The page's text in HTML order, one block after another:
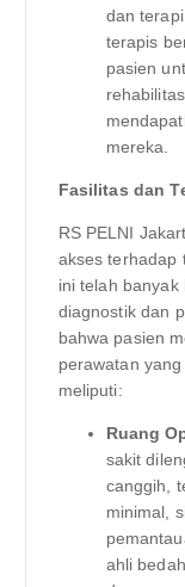
dan
terapis
pasien
mereka.
Fasilitas dan
RS PELNI
akses terhadap
ini telah
diagnostik dan
bahwa pasien
perawatan
meliputi:
Ruang
sakit
canggih,
minimal,
ahli